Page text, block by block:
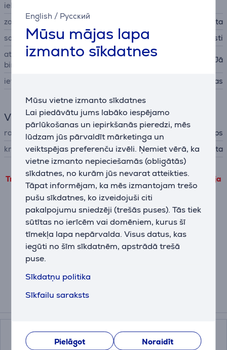
English / Русский
Mūsu mājas lapa
izmanto sīkdatnes
Mūsu vietne izmanto sīkdatnes
Lai piedāvātu jums labāko iespējamo
pārlūkošanas un iepirkšanās pieredzi, mēs
lūdzam jūs pārvaldīt mārketinga un
veiktspējas preferenču izvēli. Ņemiet vērā, ka
vietne izmanto nepieciešamās (obligātās)
sīkdatnes, no kurām jūs nevarat atteikties.
Tāpat informējam, ka mēs izmantojam trešo
pušu sīkdatnes, ko izveidojuši citi
pakalpojumu sniedzēji (trešās puses). Tās tiek
sūtītas no ierīcēm vai domēniem, kurus šī
tīmekļa lapa nepārvalda. Visus datus, kas
iegūti no šīm sīkdatnēm, apstrādā trešā
puse.
Sīkdatņu politika
Sīkfailu saraksts
Pielāgot
Noraidīt
iekļautie zobu birstes uzgaļi
zobu birstes uzgalis
standarta
saru cietība
vidēji mīksti
atgādinājums par zobu
birstes uzgaļa maiņu
Jā
ieteicamais kalpošanas laiks 90 dienas
Vispārējais parametrs
ražotājs
Philips
krāsa
balta
Trešo pušu produkta informāciju var apskatīt tikai tad, ja
piekrītat mūsu veiktspējas sīkdatņu lietošanas
noteikumiem.
Pielāgot